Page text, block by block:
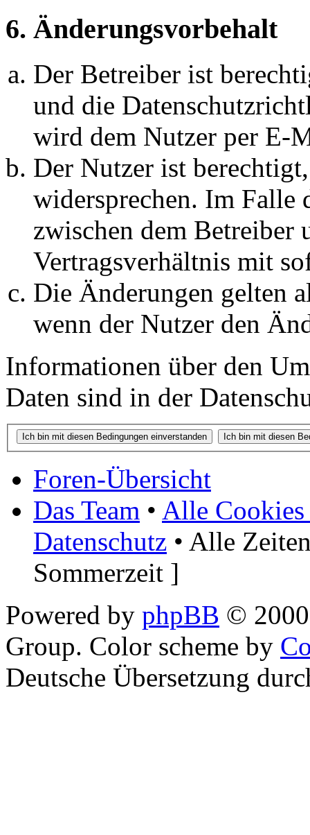
6. Änderungsvorbehalt
Der Betreiber ist
und die
wird dem Nutzer per E-
Der Nutzer ist
widersprechen. Im Falle
zwischen dem Betreiber
Vertragsverhältnis mit
Die Änderungen gelten
wenn der Nutzer den
Informationen über den
Daten sind in der
Foren-Übersicht
Das Team • Alle Cookies
Datenschutz • Alle
Sommerzeit ]
Powered by phpBB ©
Group. Color scheme by
Deutsche Übersetzung